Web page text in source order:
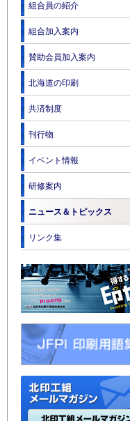
組合員の紹介
組合加入案内
賛助会員加入案内
北海道の印刷
共済制度
刊行物
イベント情報
研修案内
ニュース＆トピックス
リンク集